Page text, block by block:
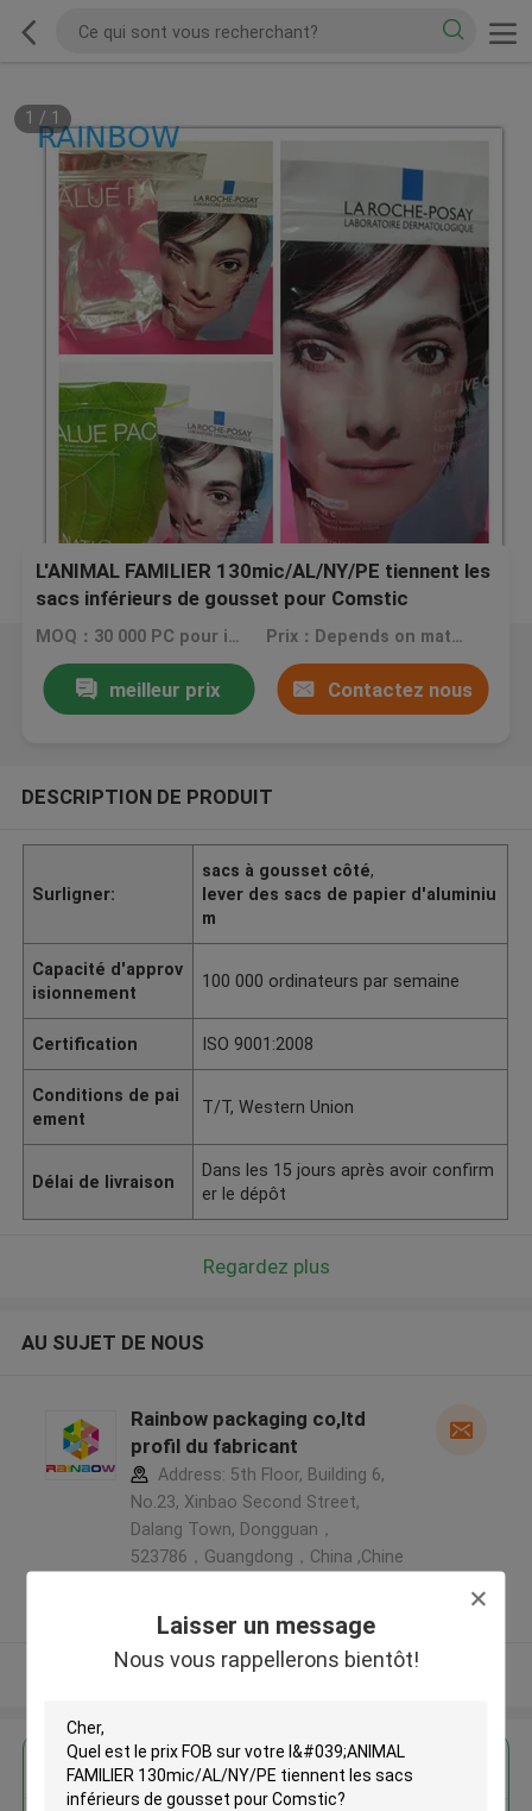
Laisser un message
Nous vous rappellerons bientôt!
1 / 1
L'ANIMAL FAMILIER 130mic/AL/NY/PE tiennent les
sacs inférieurs de gousset pour Comstic
MOQ：30 000 PC pour impression sacs, 20 000 PC pour celles de plaine Prix：Depends on material, size, quantity and printing colors
meilleur prix Contactez nous
DESCRIPTION DE PRODUIT
Surligner:
sacs à gousset côté,
lever des sacs de papier d'aluminiu
m
Capacité d'approv
isionnement
100 000 ordinateurs par semaine
Certification ISO 9001:2008
Conditions de pai
ement
T/T, Western Union
Délai de livraison
Dans les 15 jours après avoir confirm
er le dépôt
Regardez plus
AU SUJET DE NOUS
Rainbow packaging co,ltd
profil du fabricant
Address: 5th Floor, Building 6,
No.23, Xinbao Second Street,
Dalang Town, Dongguan，
523786，Guangdong，China ,Chine
Fournisseur vérifié
Regardez plus